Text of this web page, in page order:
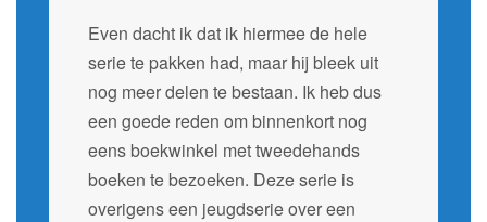
Even dacht ik dat ik hiermee de hele
serie te pakken had, maar hij bleek uit
nog meer delen te bestaan. Ik heb dus
een goede reden om binnenkort nog
eens boekwinkel met tweedehands
boeken te bezoeken. Deze serie is
overigens een jeugdserie over een